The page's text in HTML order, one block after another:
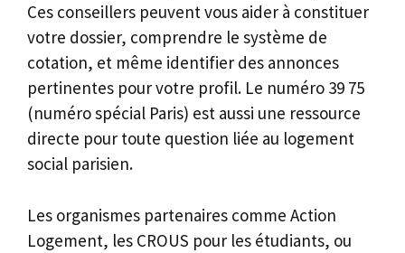
Ces conseillers peuvent vous aider à constituer
votre dossier, comprendre le système de
cotation, et même identifier des annonces
pertinentes pour votre profil. Le numéro 39 75
(numéro spécial Paris) est aussi une ressource
directe pour toute question liée au logement
social parisien.
Les organismes partenaires comme Action
Logement, les CROUS pour les étudiants, ou